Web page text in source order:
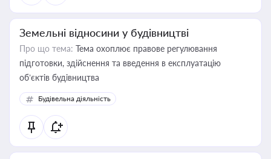
Земельні відносини у будівництві
Про що тема: Тема охоплює правове регулювання
підготовки, здійснення та введення в експлуатацію
об’єктів будівництва
Будівельна діяльність